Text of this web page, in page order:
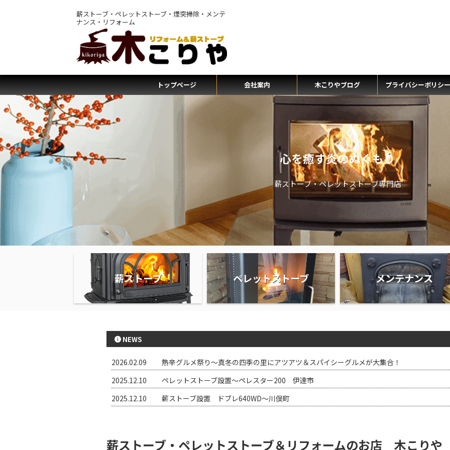
薪ストーブ・ペレットストーブ・煙突掃除・メンテ
ナンス・リフォーム
トップページ 会社案内 木こりやブログ プライバシーポリシー
心を癒す炎のぬくもり
薪ストーブ・ペレットストーブ専門店
薪ストーブ ペレットストーブ メンテナンス
NEWS
2026.02.09
熱辛グルメ祭り～真冬の四季の里にアツアツ＆スパイシーグルメが大集合！
2025.12.10
ペレットストーブ設置～ペレスター200 伊達市
2025.12.10
薪ストーブ設置 ドブレ640WD～川俣町
薪ストーブ・ペレットストーブ＆リフォームのお店 木こりや